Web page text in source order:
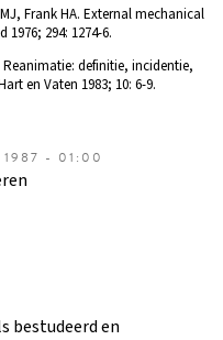
Frank HA. External mechanical
294: 1274-6.
definitie, incidentie,
en Vaten 1983; 10: 6-9.
1987 - 01:00
bestudeerd en